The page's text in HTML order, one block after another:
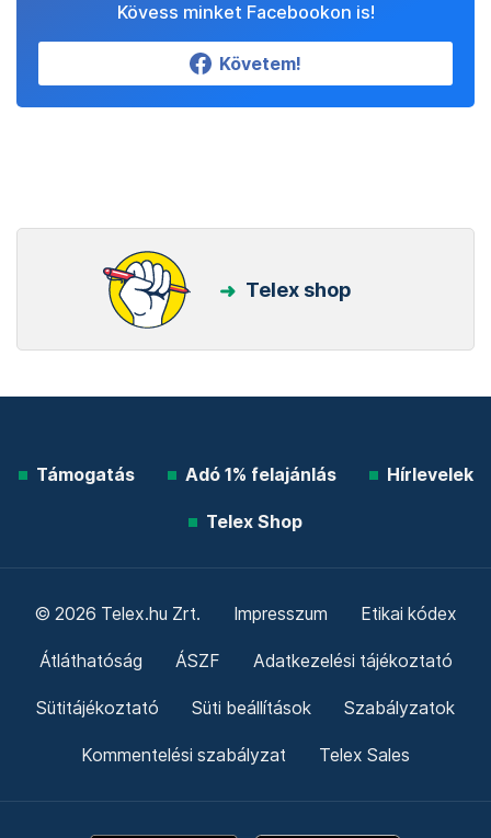
Kövess minket Facebookon is!
Követem!
Telex shop
Támogatás Adó 1% felajánlás Hírlevelek
Telex Shop
© 2026 Telex.hu Zrt. Impresszum Etikai kódex
Átláthatóság ÁSZF Adatkezelési tájékoztató
Sütitájékoztató Süti beállítások Szabályzatok
Kommentelési szabályzat Telex Sales